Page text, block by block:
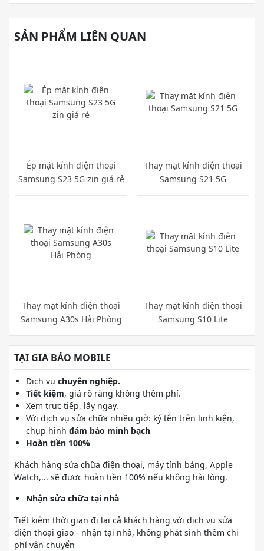
SẢN PHẨM LIÊN QUAN
Ép mặt kính điện thoại
Samsung S23 5G zin giá rẻ
Thay mặt kính điện thoại
Samsung S21 5G
Thay mặt kính điện thoại
Samsung A30s Hải Phòng
Thay mặt kính điện thoại
Samsung S10 Lite
TẠI GIA BẢO MOBILE
Dịch vụ chuyên nghiệp.
Tiết kiệm, giá rõ ràng không thêm phí.
Xem trực tiếp, lấy ngay.
Với dịch vụ sửa chữa nhiều giờ: ký tên trên linh kiện,
chụp hình đảm bảo minh bạch
Hoàn tiền 100%
Khách hàng sửa chữa điện thoại, máy tính bảng, Apple
Watch,... sẽ được hoàn tiền 100% nếu không hài lòng.
Nhận sửa chữa tại nhà
Tiết kiệm thời gian đi lại cả khách hàng với dịch vụ sửa
điện thoại giao - nhận tại nhà, không phát sinh thêm chi
phí vận chuyển